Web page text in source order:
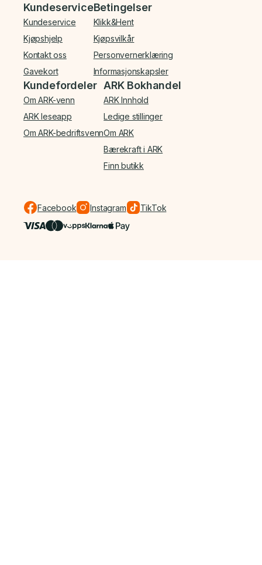
Bunnmeny
Kundeservice
Kundeservice
Kjøpshjelp
Kontakt oss
Gavekort
Betingelser
Klikk&Hent
Kjøpsvilkår
Personvernerklæring
Informasjonskapsler
Kundefordeler
Om ARK-venn
ARK leseapp
Om ARK-bedriftsvenn
ARK Bokhandel
ARK Innhold
Ledige stillinger
Om ARK
Bærekraft i ARK
Finn butikk
Facebook Instagram TikTok